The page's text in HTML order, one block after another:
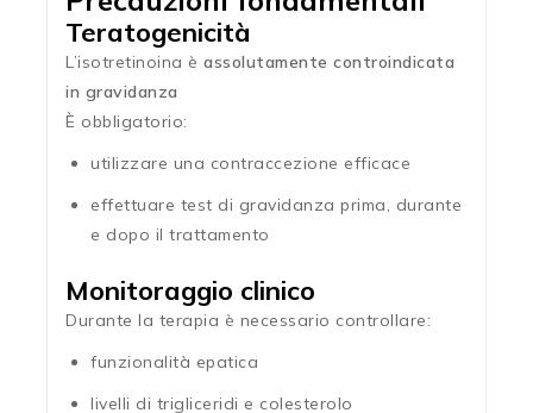
Teratogenicità
L’isotretinoina è assolutamente controindicata
in gravidanza
È obbligatorio:
utilizzare una contraccezione efficace
effettuare test di gravidanza prima, durante
e dopo il trattamento
Monitoraggio clinico
Durante la terapia è necessario controllare:
funzionalità epatica
livelli di trigliceridi e colesterolo